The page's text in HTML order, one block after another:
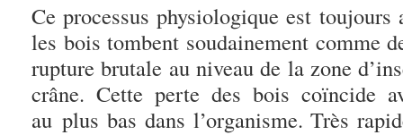
Ce processus physiologique est
les bois tombent soudainement comme
rupture brutale au niveau de la zone
crâne. Cette perte des bois coïncide
au plus bas dans l’organisme. Très